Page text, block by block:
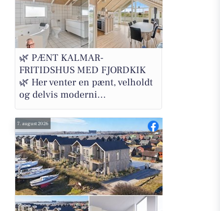
🌿 PÆNT KALMAR-
FRITIDSHUS MED FJORDKIK
🌿 Her venter en pænt, velholdt
og delvis moderni...
7. august 2026